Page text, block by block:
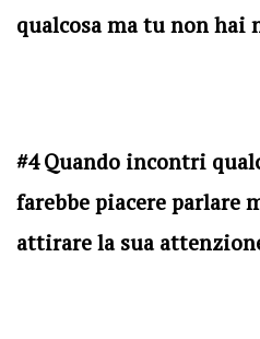
qualcosa ma tu non hai
#4 Quando incontri
farebbe piacere parlare
attirare la sua